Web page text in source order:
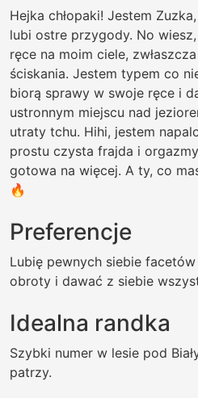
Hejka chłopaki! Jestem
lubi ostre przygody. No
ręce na moim ciele,
ściskania. Jestem typem co
biorą sprawy w swoje ręce i
ustronnym miejscu nad
utraty tchu. Hihi, jestem
prostu czysta frajda i
gotowa na więcej. A ty, co
🔥
Preferencje
Lubię pewnych siebie
obroty i dawać z siebie
Idealna randka
Szybki numer w lesie pod
patrzy.